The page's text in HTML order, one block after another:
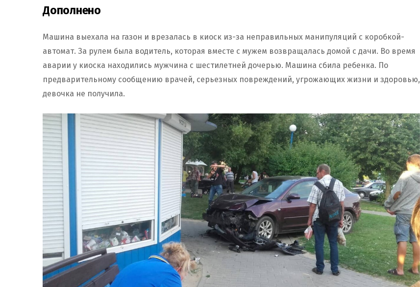
Дополнено
Машина выехала на газон и врезалась в киоск из-за неправильных манипуляций с коробкой-
автомат. За рулем была водитель, которая вместе с мужем возвращалась домой с дачи. Во время
аварии у киоска находились мужчина с шестилетней дочерью. Машина сбила ребенка. По
предварительному сообщению врачей, серьезных повреждений, угрожающих жизни и здоровью,
девочка не получила.